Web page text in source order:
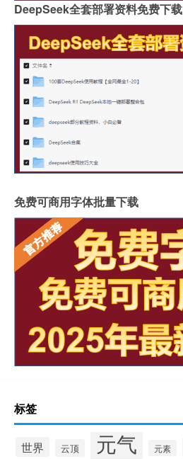
DeepSeek全套部署资料免费下载
免费可商用字体批量下载
标签
世界 云顶 元气 元素